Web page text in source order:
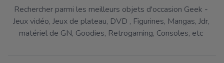
Rechercher parmi les meilleurs objets d'occasion Geek -
Jeux vidéo, Jeux de plateau, DVD , Figurines, Mangas, Jdr,
matériel de GN, Goodies, Retrogaming, Consoles, etc